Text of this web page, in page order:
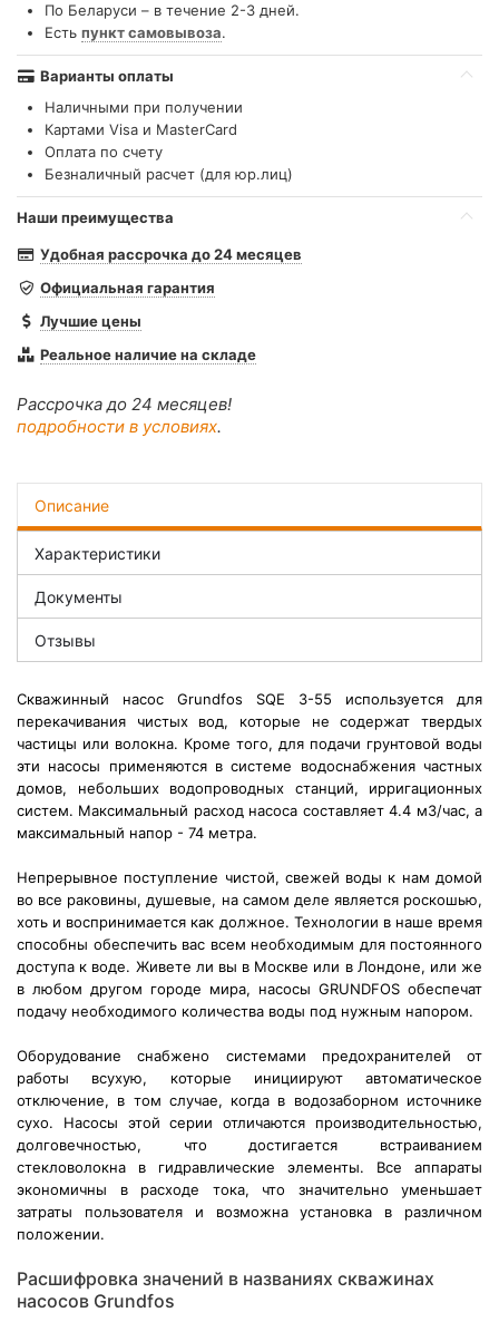
По Беларуси – в течение 2-3 дней.
Есть пункт самовывоза.
Варианты оплаты
Наличными при получении
Картами Visa и MasterCard
Оплата по счету
Безналичный расчет (для юр.лиц)
Наши преимущества
Удобная рассрочка до 24 месяцев
Официальная гарантия
Лучшие цены
Реальное наличие на складе
Рассрочка до 24 месяцев!
подробности в условиях.
Описание
Характеристики
Документы
Отзывы
Скважинный насос Grundfos SQE 3-55 используется для
перекачивания чистых вод, которые не содержат твердых
частицы или волокна. Кроме того, для подачи грунтовой воды
эти насосы применяются в системе водоснабжения частных
домов, небольших водопроводных станций, ирригационных
систем. Максимальный расход насоса составляет 4.4 м3/час, а
максимальный напор - 74 метра.
Непрерывное поступление чистой, свежей воды к нам домой
во все раковины, душевые, на самом деле является роскошью,
хоть и воспринимается как должное. Технологии в наше время
способны обеспечить вас всем необходимым для постоянного
доступа к воде. Живете ли вы в Москве или в Лондоне, или же
в любом другом городе мира, насосы GRUNDFOS обеспечат
подачу необходимого количества воды под нужным напором.
Оборудование снабжено системами предохранителей от
работы всухую, которые инициируют автоматическое
отключение, в том случае, когда в водозаборном источнике
сухо. Насосы этой серии отличаются производительностью,
долговечностью, что достигается встраиванием
стекловолокна в гидравлические элементы. Все аппараты
экономичны в расходе тока, что значительно уменьшает
затраты пользователя и возможна установка в различном
положении.
Расшифровка значений в названиях скважинах
насосов Grundfos